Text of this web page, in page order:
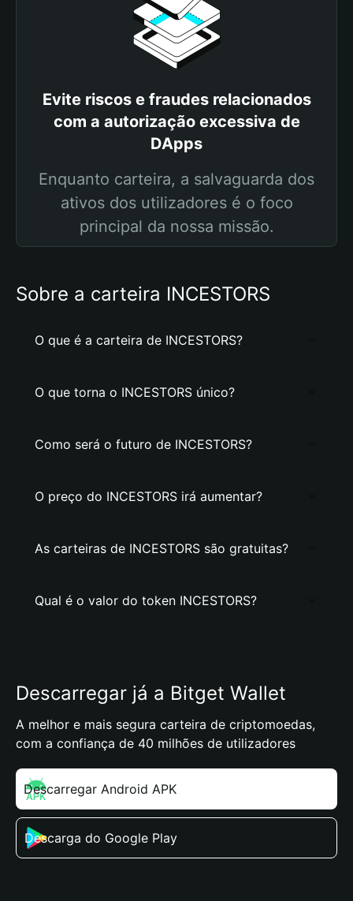
Evite riscos e fraudes relacionados
com a autorização excessiva de
DApps
Enquanto carteira, a salvaguarda dos
ativos dos utilizadores é o foco
principal da nossa missão.
Sobre a carteira INCESTORS
O que é a carteira de INCESTORS?
O que torna o INCESTORS único?
Como será o futuro de INCESTORS?
O preço do INCESTORS irá aumentar?
As carteiras de INCESTORS são gratuitas?
Qual é o valor do token INCESTORS?
Descarregar já a Bitget Wallet
A melhor e mais segura carteira de criptomoedas,
com a confiança de 40 milhões de utilizadores
Descarregar Android APK
Descarga do Google Play